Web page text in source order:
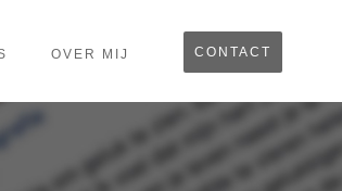
OVER MIJ CONTACT